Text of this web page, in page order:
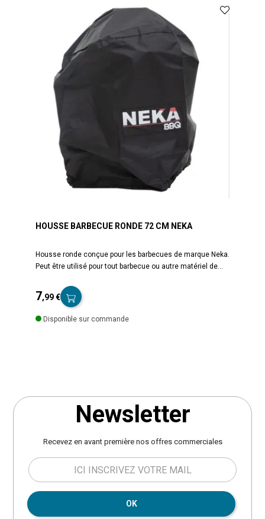
HOUSSE BARBECUE RONDE 72 CM NEKA
Housse ronde conçue pour les barbecues de marque Neka.
Peut être utilisé pour tout barbecue ou autre matériel de
hauteur 100 cm. Poids 0.5 kg.
7,99 €
Disponible sur commande
Newsletter
Recevez en avant première nos offres commerciales
OK